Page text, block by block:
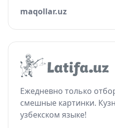
maqollar.uz
Ежедневно только
смешные картинки.
узбекском языке!